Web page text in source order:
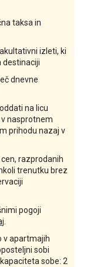
taksa in
izleti, ki
destinaciji
dnevne
na licu
nasprotnem
prihodu nazaj v
razprodanih
trenutku brez
pogoji
.
v apartmajih
sobi
sobe: 2